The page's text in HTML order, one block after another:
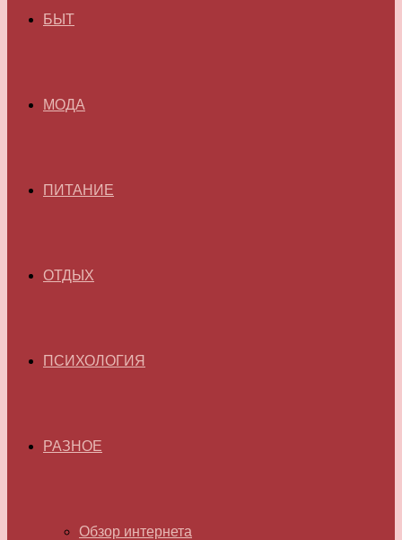
БЫТ
МОДА
ПИТАНИЕ
ОТДЫХ
ПСИХОЛОГИЯ
РАЗНОЕ
Обзор интернета